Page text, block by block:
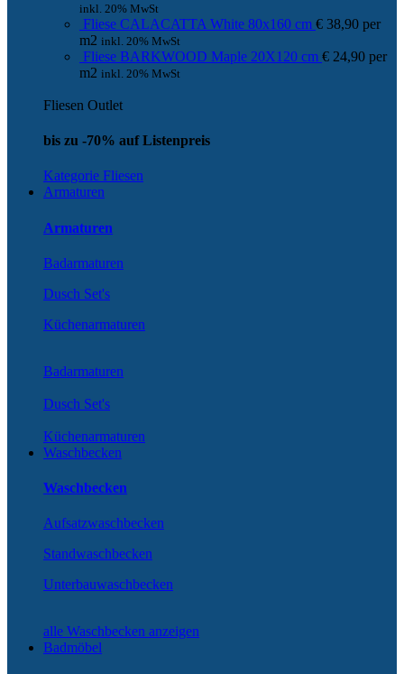
inkl. 20% MwSt
Fliese CALACATTA White 80x160 cm € 38,90 per
m2 inkl. 20% MwSt
Fliese BARKWOOD Maple 20X120 cm € 24,90 per
m2 inkl. 20% MwSt
Fliesen Outlet
bis zu -70% auf Listenpreis
Kategorie Fliesen
Armaturen
Armaturen
Badarmaturen
Dusch Set's
Küchenarmaturen
Badarmaturen
Dusch Set's
Küchenarmaturen
Waschbecken
Waschbecken
Aufsatzwaschbecken
Standwaschbecken
Unterbauwaschbecken
alle Waschbecken anzeigen
Badmöbel